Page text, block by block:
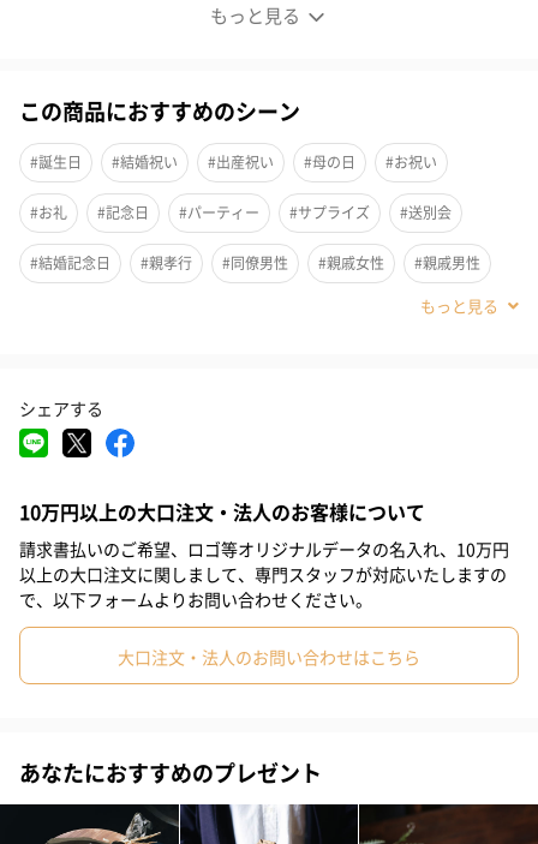
もっと見る
華やかさと上品さを兼ね備えた逸品
「Chic（シック）」は、バラやトルコキキョウを主役に、質感の
異なる草花を組み合わせ落ち着いた印象に仕上げました。くすみ
カラーが美しいこちらのフラワーアレンジメントは、大人の女性
への贈り物にぴったり。スタイリッシュでありながらも、どこか
温かみのあるデザインは、特別な日の贈り物にふさわしい逸品で
す。
「Thank you always.」と記載されたメッセージカードを一緒にお
届けするので、感謝を込めた贈り物にぴったりです。
サイズバリエーションで選べる楽しさ
M、Lの2種類から選べるサイズ展開。お相手やシーンに合わせ
て、最適なアレンジメントをお選びいただけます。どのサイズも
ex. flower shop & laboratoryのこだわりが詰まったフラワーアレ
Mサイズ
この商品におすすめのシーン
#誕生日 #結婚祝い #出産祝い #母の日 #お祝い
#お礼 #記念日 #パーティー #サプライズ #送別会
#結婚記念日 #親孝行 #同僚男性 #親戚女性 #親戚男性
#姪 #娘
#上司男性
#妻 #夫
#20代前半 #20代後半 #30代 #40代 #50代
#70代 #80代 #90代
シェアする
10万円以上の大口注文・法人のお客様について
請求書払いのご希望、ロゴ等オリジナルデータの名入れ、10万円
以上の大口注文に関しまして、専門スタッフが対応いたしますの
で、以下フォームよりお問い合わせください。
大口注文・法人のお問い合わせはこちら
あなたにおすすめのプレゼント